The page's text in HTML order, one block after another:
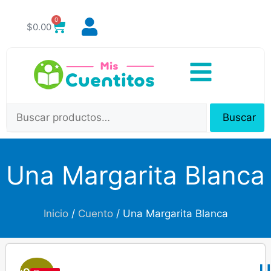
$0.00
0
Buscar
Una Margarita Blanca
Inicio/ Cuento/ Una Margarita Blanca